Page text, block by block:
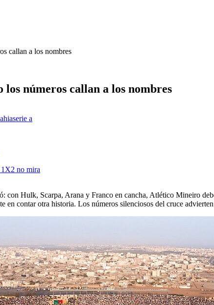
callan a los nombres
números callan a los nombres
serie a
1X2 no mira
con Hulk, Scarpa, Arana y Franco en cancha, Atlético Mineiro
en contar otra historia. Los números silenciosos del cruce